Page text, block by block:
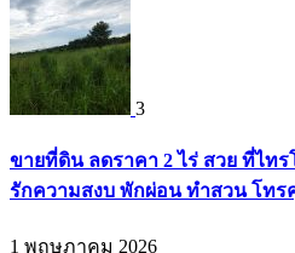
3
ขายที่ดิน ลดราคา 2 ไร่ สวย ที่ไท
รักความสงบ พักผ่อน ทำสวน โทรคุ
1 พฤษภาคม 2026